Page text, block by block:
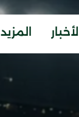
الأخبار المزيد